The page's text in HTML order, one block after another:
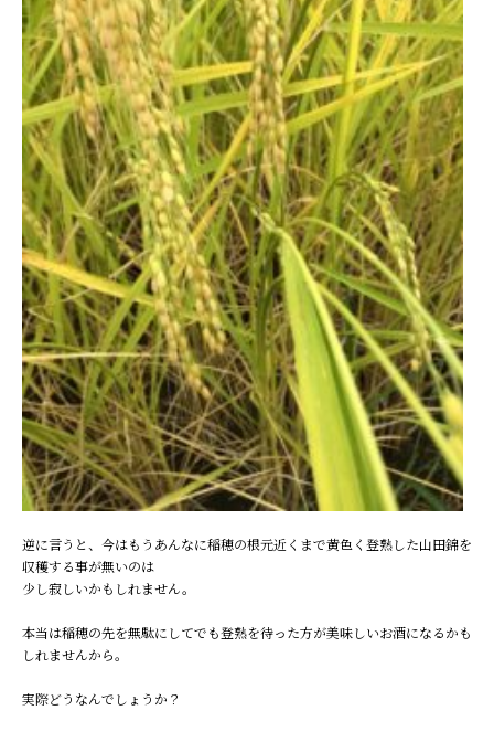
逆に言うと、今はもうあんなに稲穂の根元近くまで黄色く登熟した山田錦を
収穫する事が無いのは
少し寂しいかもしれません。
本当は稲穂の先を無駄にしてでも登熟を待った方が美味しいお酒になるかも
しれませんから。
実際どうなんでしょうか？